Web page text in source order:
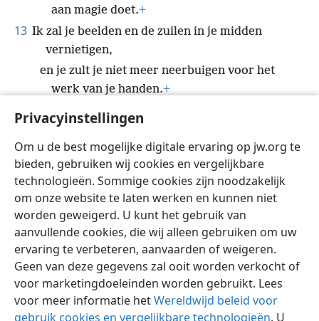
Privacyinstellingen
Om u de best mogelijke digitale ervaring op jw.org te
bieden, gebruiken wij cookies en vergelijkbare
technologieën. Sommige cookies zijn noodzakelijk
om onze website te laten werken en kunnen niet
worden geweigerd. U kunt het gebruik van
aanvullende cookies, die wij alleen gebruiken om uw
ervaring te verbeteren, aanvaarden of weigeren.
Geen van deze gegevens zal ooit worden verkocht of
voor marketingdoeleinden worden gebruikt. Lees
voor meer informatie hetWereldwijd beleid voor
gebruik cookies en vergelijkbare technologieën. U
aan magie doet.+
13 Ik zal je beelden en de zuilen in je midden
vernietigen,
en je zult je niet meer neerbuigen voor het
werk van je handen.+
Ik zal de heilige palen
en je steden wegvagen.
15 In razende woede zal ik wraak nemen
op de volken die niet hebben gehoorzaamd.’
Nederlands Delen Instellingen
Copyright © 2026 Watch Tower Bible and Tract Society of Pennsylvania
Gebruiksvoorwaarden Privacybeleid
Privacyinstellingen
JW.ORG
Inloggen